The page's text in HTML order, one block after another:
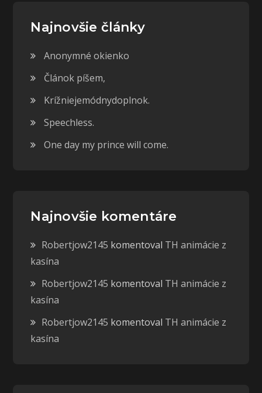
Najnovšie články
Anonymné okienko
Článok píšem,
Krížniejemódnydoplnok.
Speechless.
One day my prince will come.
Najnovšie komentáre
Robertjow2145 komentoval TH animácie z
kasína
Robertjow2145 komentoval TH animácie z
kasína
Robertjow2145 komentoval TH animácie z
kasína